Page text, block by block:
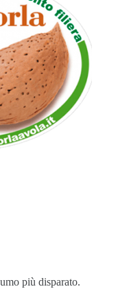
più disparato.